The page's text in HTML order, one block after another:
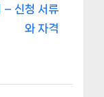
– 신청 서류
와 자격